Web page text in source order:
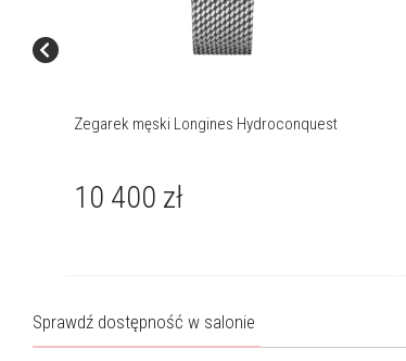
Zegarek męski Longines Hydroconquest
10 400 zł
Sprawdź dostępność w salonie